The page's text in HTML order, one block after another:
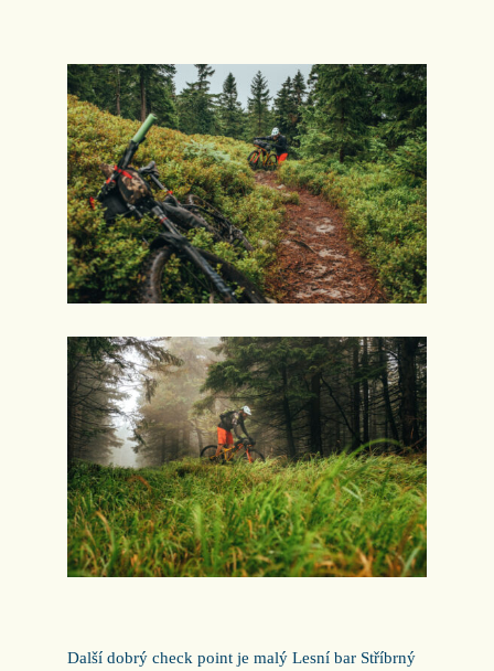
Další dobrý check point je malý Lesní bar Stříbrný